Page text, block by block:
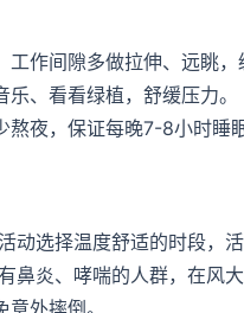
作间隙多做拉伸、远眺
、看看绿植，舒缓压力
夜，保证每晚7-8小时睡
动选择温度舒适的时段，
鼻炎、哮喘的人群，在风
外摔倒。